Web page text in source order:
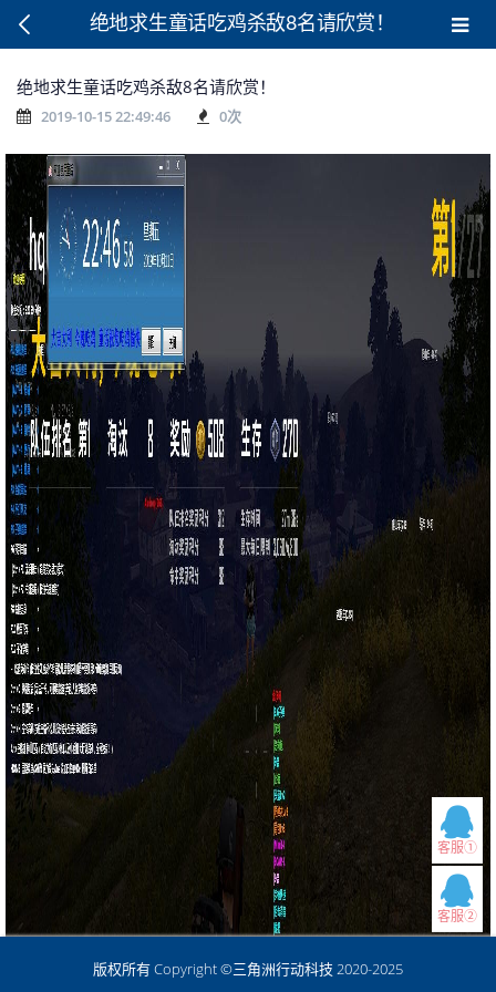
客服①
客服②
绝地求生童话吃鸡杀敌8名请欣赏！
绝地求生童话吃鸡杀敌8名请欣赏！
2019-10-15 22:49:46 0次
版权所有 Copyright ©三角洲行动科技 2020-2025